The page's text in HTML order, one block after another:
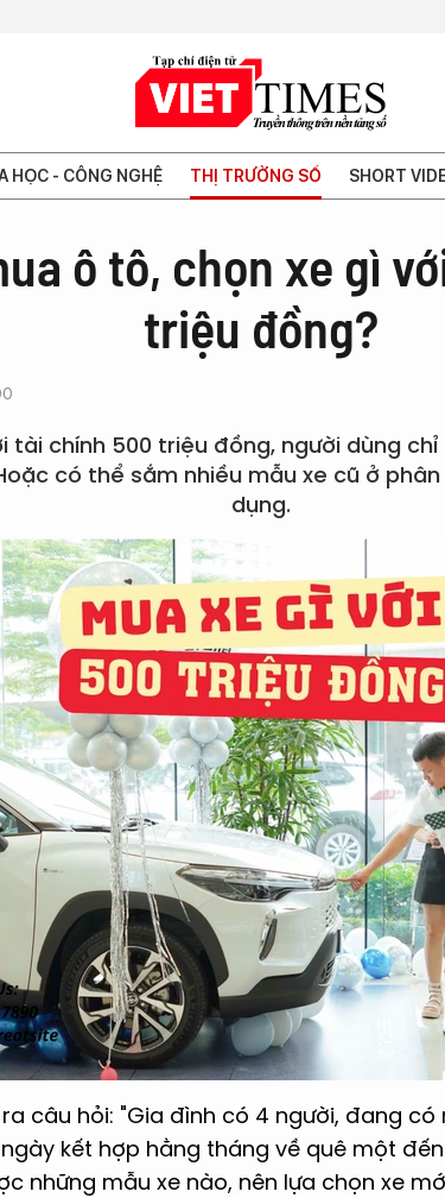
HỌC - CÔNG NGHỆ THỊ TRƯỜNG SỐ SHORT
ô tô, chọn xe gì
triệu đồng?
tài chính 500 triệu đồng, người dùng
có thể sắm nhiều mẫu xe cũ ở
dụng.
câu hỏi: "Gia đình có 4 người, đang
kết hợp hằng tháng về quê một
những mẫu xe nào, nên lựa chọn xe